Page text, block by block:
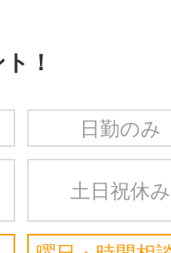
！
日勤のみ
土日祝休み